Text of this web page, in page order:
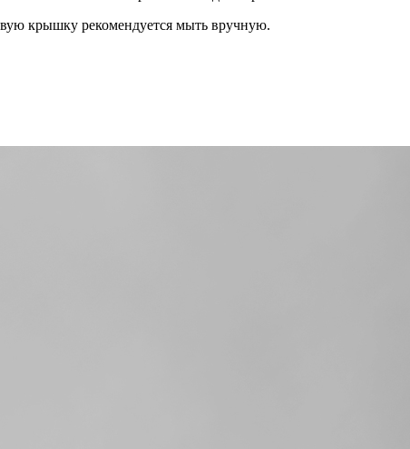
крышку рекомендуется мыть вручную.